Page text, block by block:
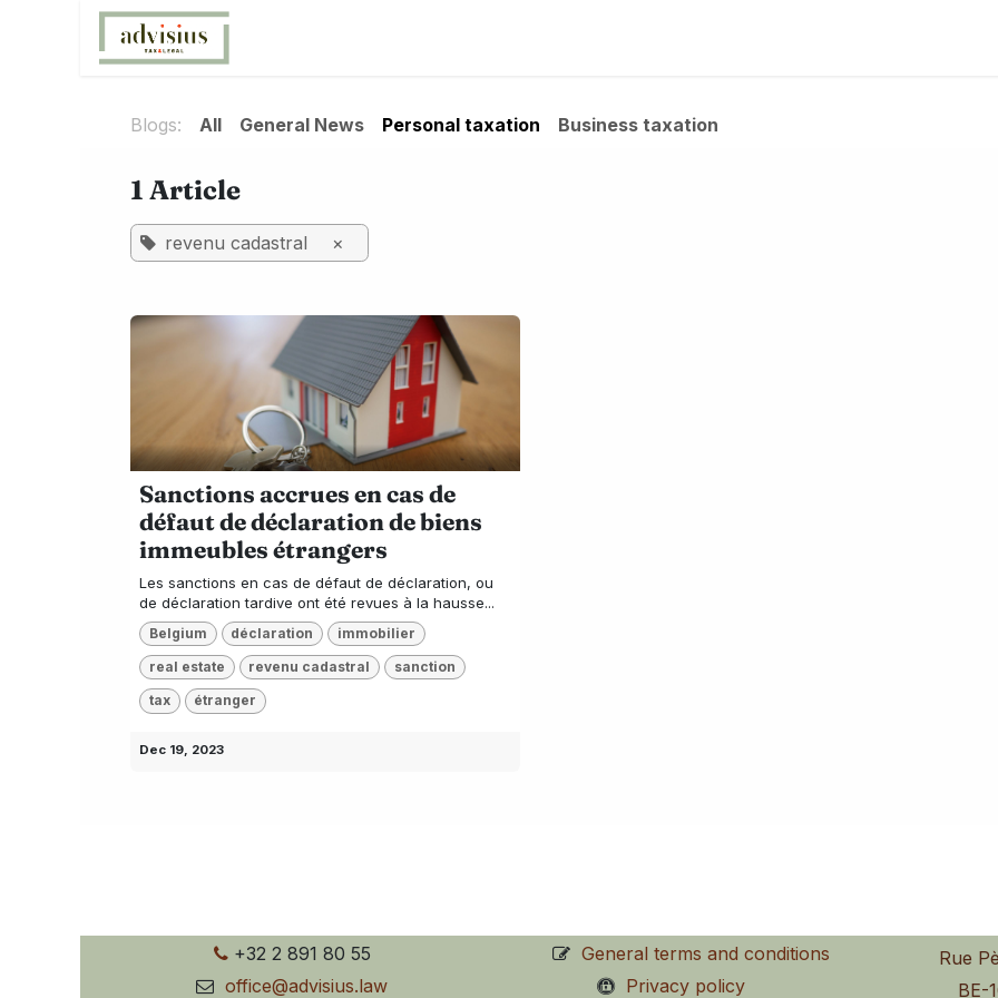
Skip to Content
Blogs: All General News Personal taxation Business taxation
1 Article
revenu cadastral ×
Sanctions accrues en cas de
défaut de déclaration de biens
immeubles étrangers
Les sanctions en cas de défaut de déclaration, ou
de déclaration tardive ont été revues à la hausse...
Belgium déclaration immobilier
real estate revenu cadastral sanction
tax étranger
Dec 19, 2023
+32 2 891 80 55
office@advisius.law
General terms and conditions
Privacy policy
Rue
BE-